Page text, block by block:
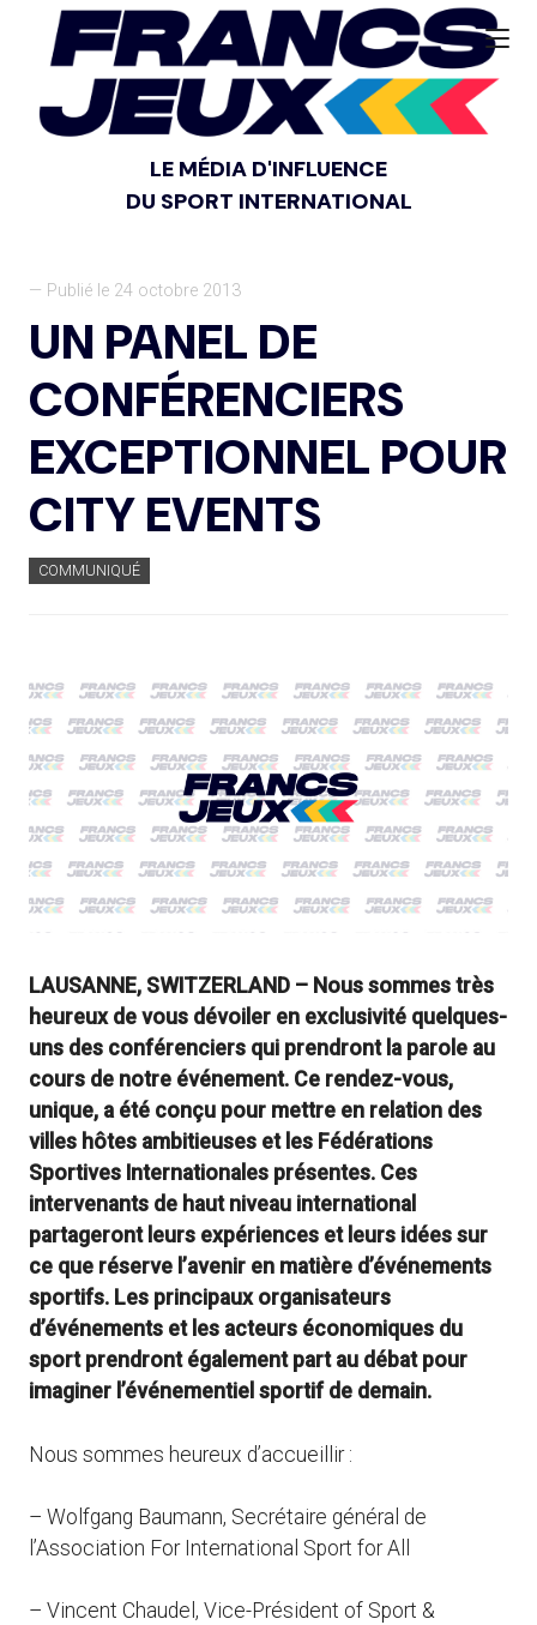
LE MÉDIA D'INFLUENCE
DU SPORT INTERNATIONAL
— Publié le 24 octobre 2013
UN PANEL DE
CONFÉRENCIERS
EXCEPTIONNEL POUR
CITY EVENTS
COMMUNIQUÉ
LAUSANNE, SWITZERLAND – Nous sommes très
heureux de vous dévoiler en exclusivité quelques-
uns des conférenciers qui prendront la parole au
cours de notre événement. Ce rendez-vous,
unique, a été conçu pour mettre en relation des
villes hôtes ambitieuses et les Fédérations
Sportives Internationales présentes. Ces
intervenants de haut niveau international
partageront leurs expériences et leurs idées sur
ce que réserve l’avenir en matière d’événements
sportifs. Les principaux organisateurs
d’événements et les acteurs économiques du
sport prendront également part au débat pour
imaginer l’événementiel sportif de demain.
Nous sommes heureux d’accueillir :
– Wolfgang Baumann, Secrétaire général de
l’Association For International Sport for All
– Vincent Chaudel, Vice-Président of Sport &